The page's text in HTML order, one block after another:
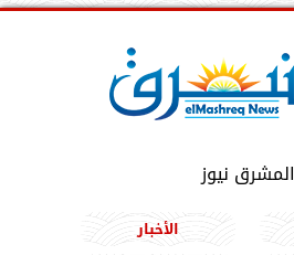
المشرق نيوز
الأخبار